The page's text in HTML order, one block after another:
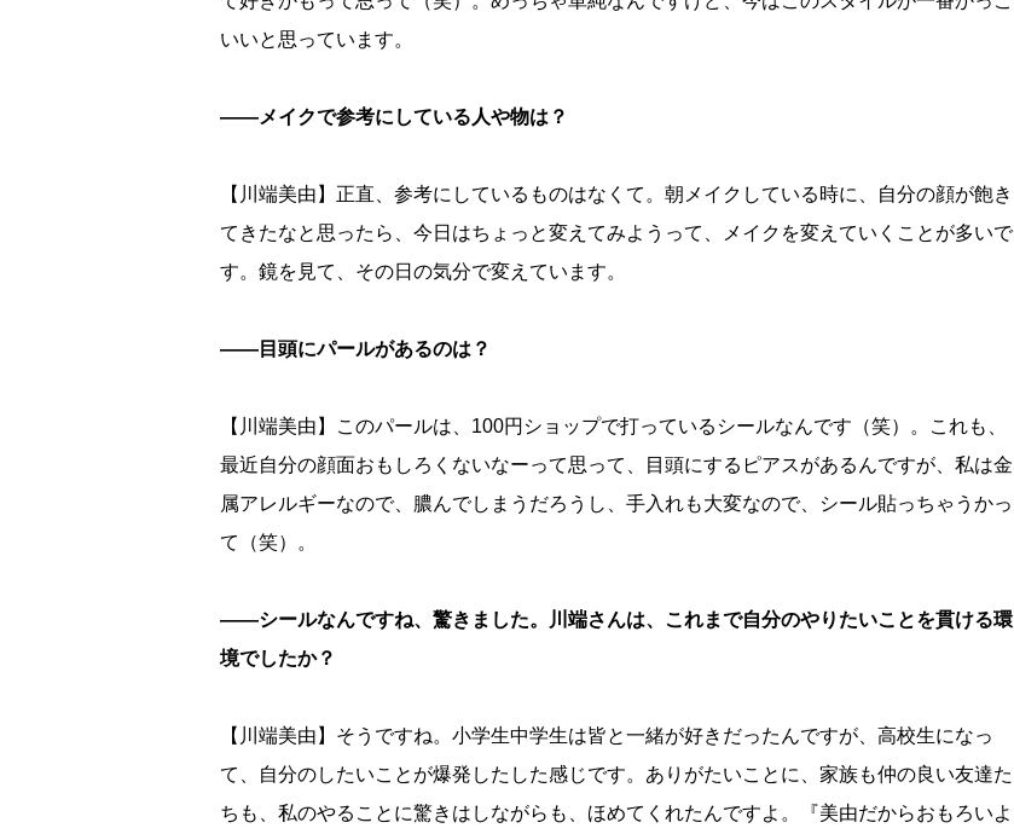
いいと思っています。
――メイクで参考にしている人や物は？
【川端美由】正直、参考にしているものはなくて。朝メイクしている時に、自分の顔が飽き
てきたなと思ったら、今日はちょっと変えてみようって、メイクを変えていくことが多いで
す。鏡を見て、その日の気分で変えています。
――目頭にパールがあるのは？
【川端美由】このパールは、100円ショップで打っているシールなんです（笑）。これも、
最近自分の顔面おもしろくないなーって思って、目頭にするピアスがあるんですが、私は金
属アレルギーなので、膿んでしまうだろうし、手入れも大変なので、シール貼っちゃうかっ
て（笑）。
――シールなんですね、驚きました。川端さんは、これまで自分のやりたいことを貫ける環
境でしたか？
【川端美由】そうですね。小学生中学生は皆と一緒が好きだったんですが、高校生になっ
て、自分のしたいことが爆発したした感じです。ありがたいことに、家族も仲の良い友達た
ちも、私のやることに驚きはしながらも、ほめてくれたんですよ。『美由だからおもろいよ